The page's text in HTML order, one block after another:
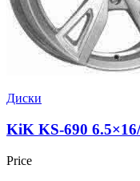
Диски
KiK KS-690
Price